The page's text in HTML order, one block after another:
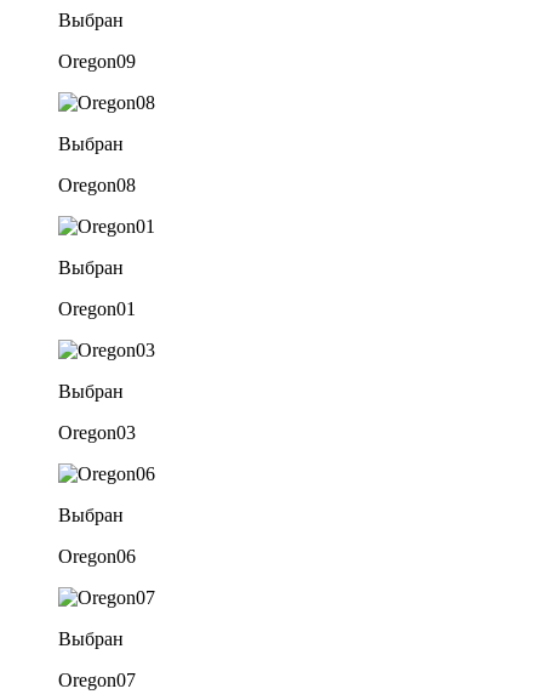
Выбран
Oregon09
Выбран
Oregon08
Выбран
Oregon01
Выбран
Oregon03
Выбран
Oregon06
Выбран
Oregon07